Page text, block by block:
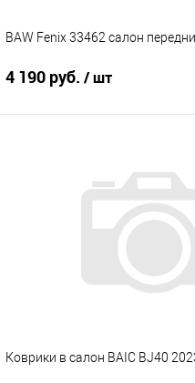
BAW Fenix 33462 салон
4 190 руб. / шт
Купить в 1 клик
Коврики в салон BAIC BJ40